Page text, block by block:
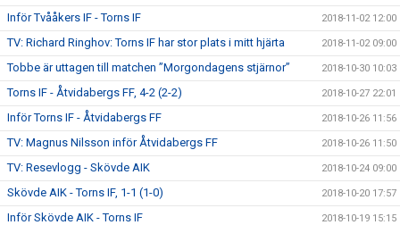
Inför Tvååkers IF - Torns IF 2018-11-02 12:00
TV: Richard Ringhov: Torns IF har stor plats i mitt hjärta 2018-11-02 09:00
Tobbe är uttagen till matchen ”Morgondagens stjärnor” 2018-10-30 10:03
Torns IF - Åtvidabergs FF, 4-2 (2-2) 2018-10-27 22:01
Inför Torns IF - Åtvidabergs FF 2018-10-26 11:56
TV: Magnus Nilsson inför Åtvidabergs FF 2018-10-26 11:50
TV: Resevlogg - Skövde AIK 2018-10-24 09:00
Skövde AIK - Torns IF, 1-1 (1-0) 2018-10-20 17:57
Inför Skövde AIK - Torns IF 2018-10-19 15:15